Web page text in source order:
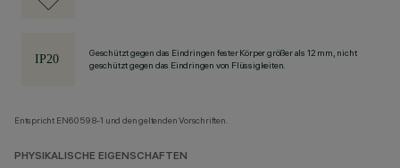
Geschützt gegen das Eindringen fester Körper größer als 12 mm, nicht
geschützt gegen das Eindringen von Flüssigkeiten.
Entspricht EN60598-1 und den geltenden Vorschriften.
PHYSIKALISCHE EIGENSCHAFTEN